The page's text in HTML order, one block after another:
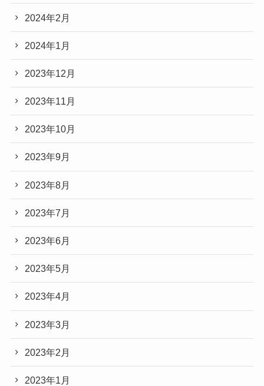
2024年2月
2024年1月
2023年12月
2023年11月
2023年10月
2023年9月
2023年8月
2023年7月
2023年6月
2023年5月
2023年4月
2023年3月
2023年2月
2023年1月